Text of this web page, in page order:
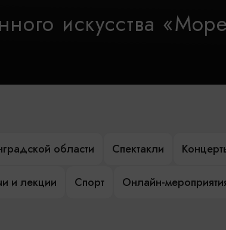
искусства
области Спектакли
и лекции Спорт Онлайн-